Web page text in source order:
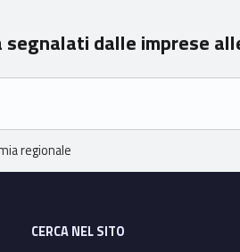
dalle imprese
regionale
CERCA NEL SITO